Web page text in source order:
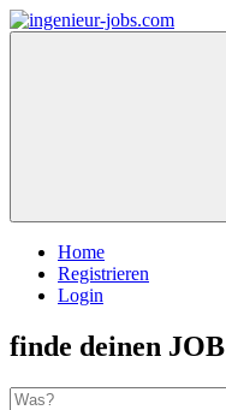
Home
Registrieren
Login
finde deinen JOB